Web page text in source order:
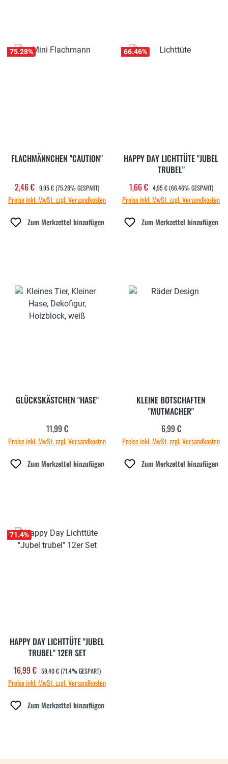
75.28%
FLACHMÄNNCHEN "CAUTION"
Verkaufspreis:
2,46 € REGULÄRER PREIS:
9,95 €(75.28% GESPART)
Preise inkl. MwSt. zzgl. Versandkosten
Zum Merkzettel hinzufügen
66.46%
HAPPY DAY LICHTTÜTE "JUBEL
TRUBEL"
Verkaufspreis:
1,66 € REGULÄRER PREIS:
4,95 € (66.46% GESPART)
Preise inkl. MwSt. zzgl. Versandkosten
Zum Merkzettel hinzufügen
GLÜCKSKÄSTCHEN "HASE"
Regulärer Preis:
11,99 €
Preise inkl. MwSt. zzgl. Versandkosten
Zum Merkzettel hinzufügen
KLEINE BOTSCHAFTEN
"MUTMACHER"
Regulärer Preis:
6,99 €
Preise inkl. MwSt. zzgl. Versandkosten
Zum Merkzettel hinzufügen
71.4%
HAPPY DAY LICHTTÜTE "JUBEL
TRUBEL" 12ER SET
Verkaufspreis:
16,99 € REGULÄRER PREIS:
59,40 € (71.4% GESPART)
Preise inkl. MwSt. zzgl. Versandkosten
Zum Merkzettel hinzufügen